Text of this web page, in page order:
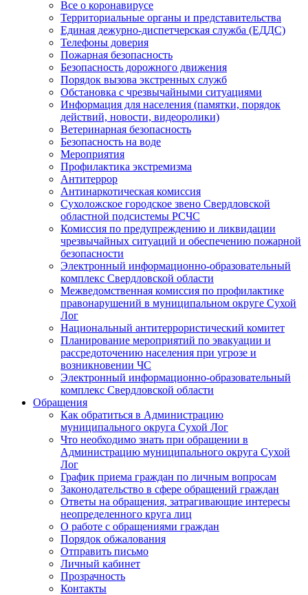
Все о коронавирусе
Территориальные органы и представительства
Единая дежурно-диспетчерская служба (ЕДДС)
Телефоны доверия
Пожарная безопасность
Безопасность дорожного движения
Порядок вызова экстренных служб
Обстановка с чрезвычайными ситуациями
Информация для населения (памятки, порядок
действий, новости, видеоролики)
Ветеринарная безопасность
Безопасность на воде
Мероприятия
Профилактика экстремизма
Антитеррор
Антинаркотическая комиссия
Сухоложское городское звено Свердловской
областной подсистемы РСЧС
Комиссия по предупреждению и ликвидации
чрезвычайных ситуаций и обеспечению пожарной
безопасности
Электронный информационно-образовательный
комплекс Cвердловской области
Межведомственная комиссия по профилактике
правонарушений в муниципальном округе Сухой
Лог
Национальный антитеррористический комитет
Планирование мероприятий по эвакуации и
рассредоточению населения при угрозе и
возникновении ЧС
Электронный информационно-образовательный
комплекс Свердловской области
Обращения
Как обратиться в Администрацию
муниципального округа Сухой Лог
Что необходимо знать при обращении в
Администрацию муниципального округа Сухой
Лог
График приема граждан по личным вопросам
Законодательство в сфере обращений граждан
Ответы на обращения, затрагивающие интересы
неопределенного круга лиц
О работе с обращениями граждан
Порядок обжалования
Отправить письмо
Личный кабинет
Прозрачность
Контакты